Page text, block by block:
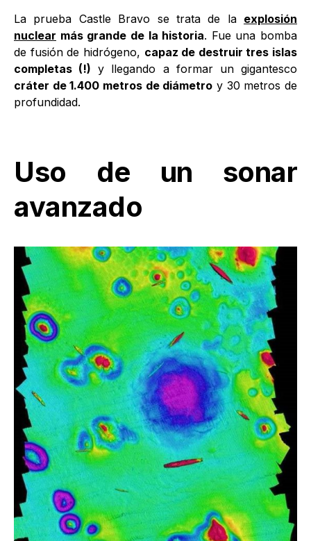
La prueba Castle Bravo se trata de la explosión
nuclear más grande de la historia. Fue una bomba
de fusión de hidrógeno, capaz de destruir tres islas
completas (!) y llegando a formar un gigantesco
cráter de 1.400 metros de diámetro y 30 metros de
profundidad.
Uso de un sonar
avanzado